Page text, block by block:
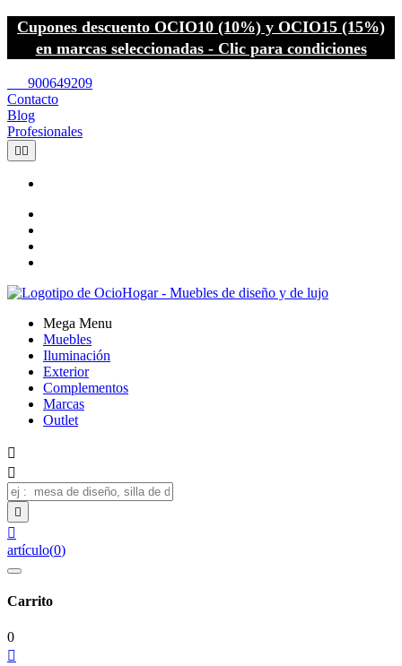
Cupones descuento OCIO10 (10%) y OCIO15 (15%)
en marcas seleccionadas - Clic para condiciones
900649209
Contacto
Blog
Profesionales
 
Mega Menu
Muebles
Iluminación
Exterior
Complementos
Marcas
Outlet




artículo(0)
Carrito
0
